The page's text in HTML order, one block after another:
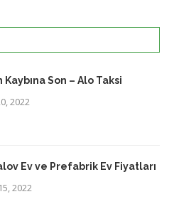
Kaybına Son – Alo Taksi
2022
Ev ve Prefabrik Ev Fiyatları
2022